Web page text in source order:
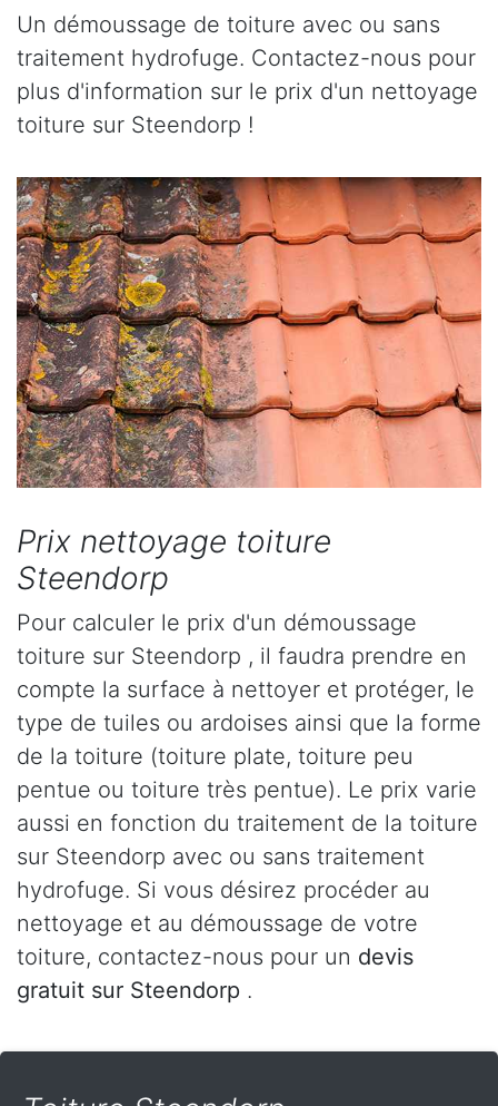
Un démoussage de toiture avec ou sans
traitement hydrofuge. Contactez-nous pour
plus d'information sur le prix d'un nettoyage
toiture sur Steendorp !
Prix nettoyage toiture
Steendorp
Pour calculer le prix d'un démoussage
toiture sur Steendorp , il faudra prendre en
compte la surface à nettoyer et protéger, le
type de tuiles ou ardoises ainsi que la forme
de la toiture (toiture plate, toiture peu
pentue ou toiture très pentue). Le prix varie
aussi en fonction du traitement de la toiture
sur Steendorp avec ou sans traitement
hydrofuge. Si vous désirez procéder au
nettoyage et au démoussage de votre
toiture, contactez-nous pour un devis
gratuit sur Steendorp .